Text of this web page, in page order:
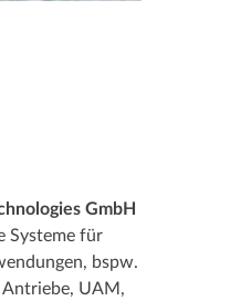
GmbH
Systeme für
bspw.
UAM,